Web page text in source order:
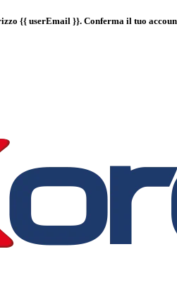
{{ userEmail }}. Conferma il tuo